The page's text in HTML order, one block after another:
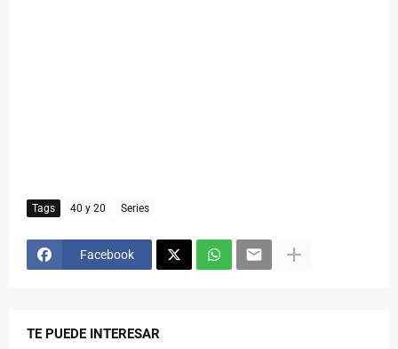
Tags 40 y 20 Series
Facebook
TE PUEDE INTERESAR